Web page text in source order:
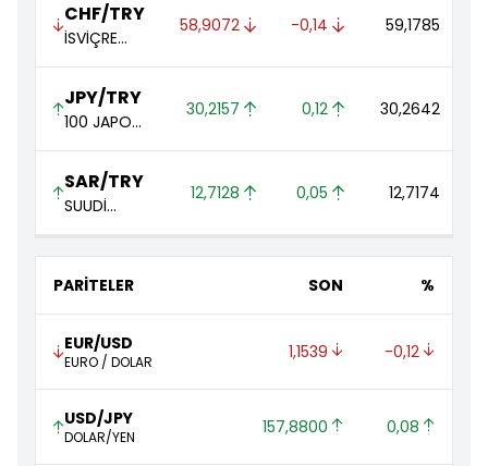
CHF/TRY
İSVİÇRE
58,9072 -0,14 59,1785
JPY/TRY
100 JAPON
30,2157 0,12 30,2642
SAR/TRY
SUUDİ
12,7128 0,05 12,7174
PARİTELER SON %
EUR/USD
EURO / DOLAR 1,1539 -0,12
USD/JPY
DOLAR/YEN 157,8800 0,08